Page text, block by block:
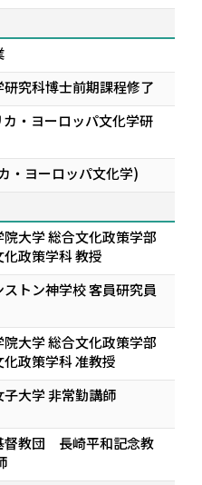
究科博士前期課程修了
・ヨーロッパ文化学研
・ヨーロッパ文化学)
院大学 総合文化政策学部
化政策学科 教授
ストン神学校 客員研究員
院大学 総合文化政策学部
化政策学科 准教授
子大学 非常勤講師
督教団 長崎平和記念教